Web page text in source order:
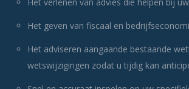
Het geven van fiscaal en
Het adviseren aangaande bestaande
wetswijzigingen zodat u tijdig kan